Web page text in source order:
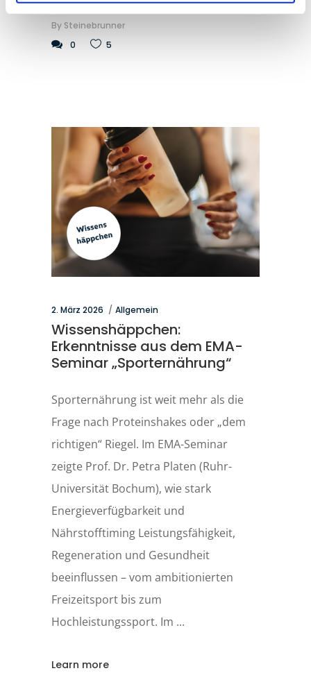
By Steinebrunner
0
5
2. März 2026 Allgemein
Wissenshäppchen:
Erkenntnisse aus dem EMA-
Seminar „Sporternährung“
Sporternährung ist weit mehr als die
Frage nach Proteinshakes oder „dem
richtigen“ Riegel. Im EMA-Seminar
zeigte Prof. Dr. Petra Platen (Ruhr-
Universität Bochum), wie stark
Energieverfügbarkeit und
Nährstofftiming Leistungsfähigkeit,
Regeneration und Gesundheit
beeinflussen – vom ambitionierten
Freizeitsport bis zum
Hochleistungssport. Im
Learn more